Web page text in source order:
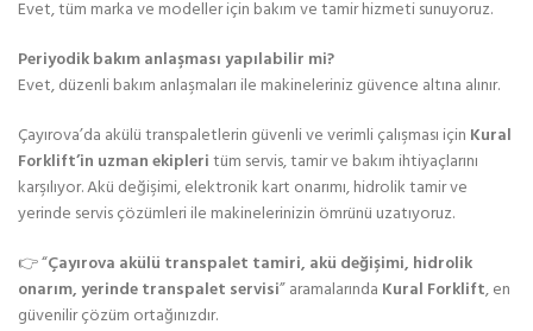
Evet, tüm marka ve modeller için bakım ve tamir hizmeti sunuyoruz.
Periyodik bakım anlaşması yapılabilir mi?
Evet, düzenli bakım anlaşmaları ile makineleriniz güvence altına alınır.
Çayırova’da akülü transpaletlerin güvenli ve verimli çalışması için Kural
Forklift’in uzman ekipleritüm servis, tamir ve bakım ihtiyaçlarını
karşılıyor. Akü değişimi, elektronik kart onarımı, hidrolik tamir ve
yerinde servis çözümleri ile makinelerinizin ömrünü uzatıyoruz.
👉 “Çayırova akülü transpalet tamiri, akü değişimi, hidrolik
onarım, yerinde transpalet servisi” aramalarında Kural Forklift, en
güvenilir çözüm ortağınızdır.